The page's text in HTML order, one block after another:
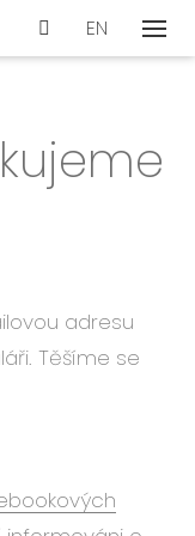
Menu
CS
EN
adresu
Těšíme se